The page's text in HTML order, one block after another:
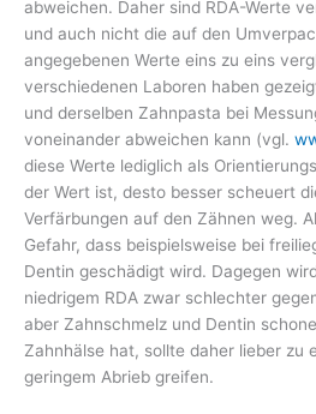
abweichen. Daher sind RDA-Werte
und auch nicht die auf den
angegebenen Werte eins zu eins
verschiedenen Laboren haben
und derselben Zahnpasta bei
voneinander abweichen kann (vgl.
diese Werte lediglich als
der Wert ist, desto besser scheuert
Verfärbungen auf den Zähnen weg.
Gefahr, dass beispielsweise bei
Dentin geschädigt wird. Dagegen
niedrigem RDA zwar schlechter
aber Zahnschmelz und Dentin
Zahnhälse hat, sollte daher lieber zu
geringem Abrieb greifen.